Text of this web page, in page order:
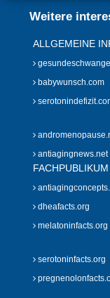
Weitere
ALLGEMEINE
babywunsch.com
antiagingnews.net
FACHPUBLIKUM
dheafacts.org
melatoninfacts.org
serotoninfacts.org